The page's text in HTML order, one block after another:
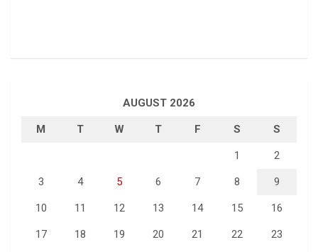
AUGUST 2026
M T W T F S S
1 2
3 4 5 6 7 8 9
10 11 12 13 14 15 16
17 18 19 20 21 22 23